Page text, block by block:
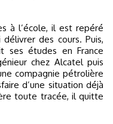
à l’école, il est repéré
des cours. Puis,
ses études en France
chez Alcatel puis
compagnie pétrolière
d’une situation déjà
toute tracée, il quitte